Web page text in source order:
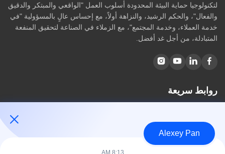
لتكنولوجيا حماية البيئة المحدودة أسلوب العمل "الواقعي والمبتكر والدقيق
والفعال"، والحكم الرشيد، والنزاهة أولاً، مع إحساس عالٍ بالمسؤولية "في
خدمة العملاء، وخدمة المجتمع"، مع الزملاء في الصناعة لتحقيق المنفعة
المتبادلة، من أجل غد أفضل.
روابط سريعة
معلومات عنا
المنتجات
اتصل بنا
Alexey Pan
8:13 AM